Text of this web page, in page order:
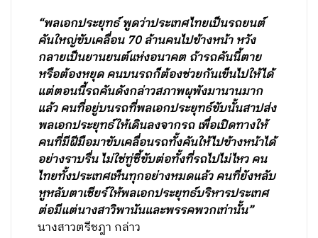
“พลเอกประยุทธ์ พูดว่าประเทศไทยเป็นรถยนต์
คันใหญ่ขับเคลื่อน 70 ล้านคนไปข้างหน้า หวัง
กลายเป็นยานยนต์แห่งอนาคต ถ้ารถคันนี้ตาย
หรือต้องหยุด คนบนรถก็ต้องช่วยกันเข็นไปให้ได้
แต่ตอนนี้รถคันดังกล่าวสภาพผุพังมานานมาก
แล้ว คนที่อยู่บนรถที่พลเอกประยุทธ์ขับนั้นสาปส่ง
พลเอกประยุทธ์ให้เดินลงจากรถ เพื่อเปิดทางให้
คนที่มีฝีมือมาขับเคลื่อนรถทั้งคันให้ไปข้างหน้าได้
อย่างราบรื่น ไม่ใช่ทู่ซี้ขับต่อทั้งที่รถไปไม่ไหว คน
ไทยทั้งประเทศเห็นทุกอย่างหมดแล้ว คนที่ยังหลับ
หูหลับตาเชียร์ให้พลเอกประยุทธ์บริหารประเทศ
ต่อมีแต่นางสาวิพานันและพรรคพวกเท่านั้น”
นางสาวตรีชฎา กล่าว